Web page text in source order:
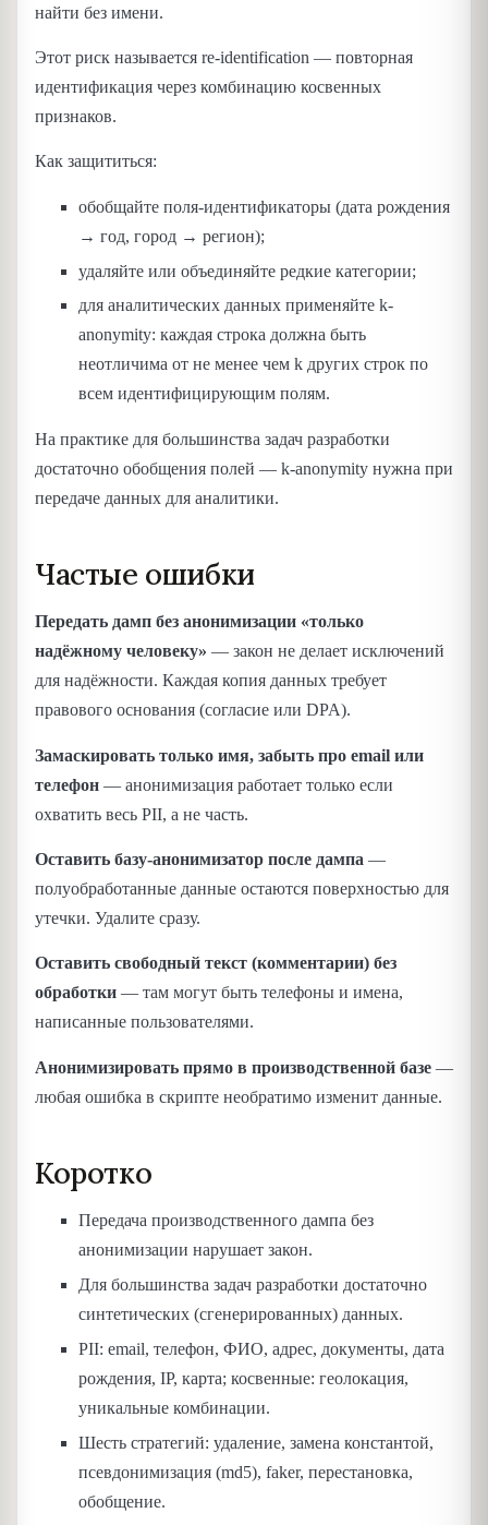
найти без имени.
Этот риск называется re-identification — повторная
идентификация через комбинацию косвенных
признаков.
Как защититься:
обобщайте поля-идентификаторы (дата рождения
→ год, город → регион);
удаляйте или объединяйте редкие категории;
для аналитических данных применяйте k-
anonymity: каждая строка должна быть
неотличима от не менее чем k других строк по
всем идентифицирующим полям.
На практике для большинства задач разработки
достаточно обобщения полей — k-anonymity нужна при
передаче данных для аналитики.
Частые ошибки
Передать дамп без анонимизации «только
надёжному человеку» — закон не делает исключений
для надёжности. Каждая копия данных требует
правового основания (согласие или DPA).
Замаскировать только имя, забыть про email или
телефон — анонимизация работает только если
охватить весь PII, а не часть.
Оставить базу-анонимизатор после дампа —
полуобработанные данные остаются поверхностью для
утечки. Удалите сразу.
Оставить свободный текст (комментарии) без
обработки — там могут быть телефоны и имена,
написанные пользователями.
Анонимизировать прямо в производственной базе —
любая ошибка в скрипте необратимо изменит данные.
Коротко
Передача производственного дампа без
анонимизации нарушает закон.
Для большинства задач разработки достаточно
синтетических (сгенерированных) данных.
PII: email, телефон, ФИО, адрес, документы, дата
рождения, IP, карта; косвенные: геолокация,
уникальные комбинации.
Шесть стратегий: удаление, замена константой,
псевдонимизация (md5), faker, перестановка,
обобщение.